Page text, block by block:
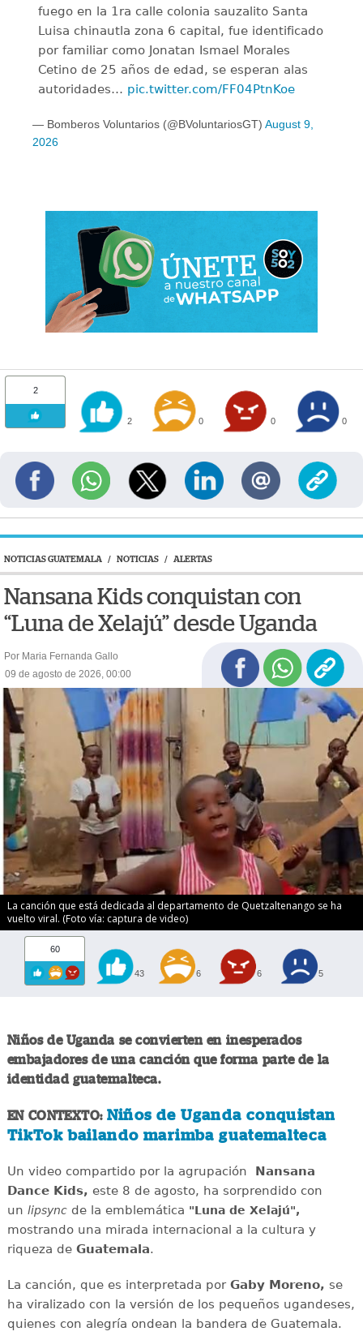
fuego en la 1ra calle colonia sauzalito Santa
Luisa chinautla zona 6 capital, fue identificado
por familiar como Jonatan Ismael Morales
Cetino de 25 años de edad, se esperan alas
autoridades… pic.twitter.com/FF04PtnKoe
— Bomberos Voluntarios (@BVoluntariosGT) August 9,
2026
2
2 0 0 0
NOTICIAS GUATEMALA / NOTICIAS / ALERTAS
Nansana Kids conquistan con
“Luna de Xelajú” desde Uganda
Por Maria Fernanda Gallo
09 de agosto de 2026, 00:00
La canción que está dedicada al departamento de Quetzaltenango se ha
vuelto viral. (Foto vía: captura de video)
60
43 6 6 5
Niños de Uganda se convierten en inesperados
embajadores de una canción que forma parte de la
identidad guatemalteca.
EN CONTEXTO: Niños de Uganda conquistan
TikTok bailando marimba guatemalteca
Un video compartido por la agrupación
Nansana
Dance Kids, este 8 de agosto, ha sorprendido con
un lipsyncde la emblemática "Luna de Xelajú",
mostrando una mirada internacional a la cultura y
riqueza de Guatemala.
La canción, que es interpretada por Gaby Moreno, se
ha viralizado con la versión de los pequeños ugandeses,
quienes con alegría ondean la bandera de Guatemala.